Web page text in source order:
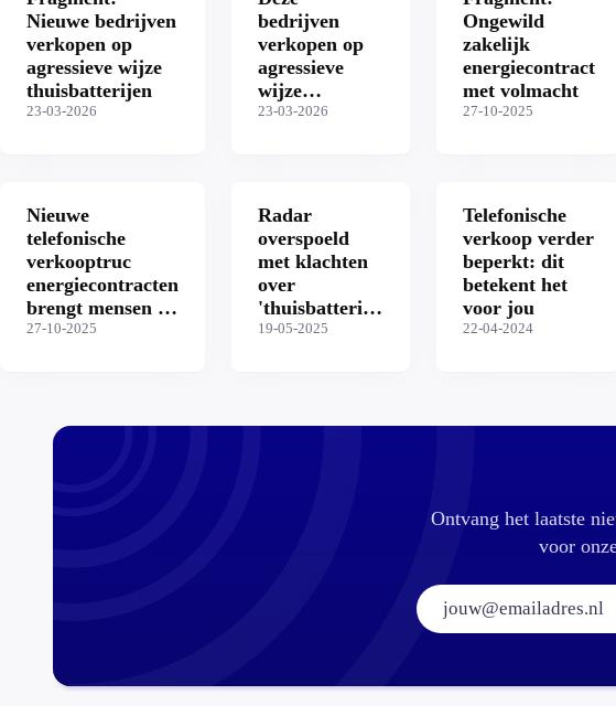
Nieuwe bedrijven
verkopen op
agressieve wijze
thuisbatterijen
23-03-2026
bedrijven
verkopen op
agressieve
wijze
thuisbatterijen
23-03-2026
Ongewild
zakelijk
energiecontract
met volmacht
27-10-2025
Nieuwe
telefonische
verkooptruc
energiecontracten
brengt mensen in
de problemen
27-10-2025
Radar
overspoeld
met klachten
over
'thuisbatterij-
verkoper'
19-05-2025
Telefonische
verkoop verder
beperkt: dit
betekent het
voor jou
22-04-2024
Ontvang het laatste
voor